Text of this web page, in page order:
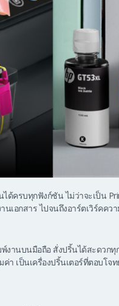
ด้ครบทุกฟังก์ชัน ไม่ว่าจะเป็น
นเอกสาร ไปจนถึงอาร์ตเวิร์คค
พ์งานบนมือถือ สั่งปริ้นได้สะดวก
า เป็นเครื่องปริ้นเตอร์ที่ตอบโ